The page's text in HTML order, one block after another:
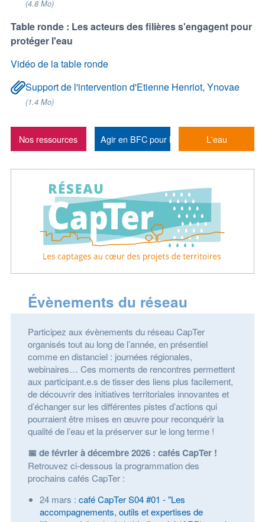
(4.8 Mo)
Table ronde : Les acteurs des filières s'engagent pour
protéger l'eau
Vidéo de la table ronde
Support de l'intervention d'Etienne Henriot, Ynovae
(1.4 Mo)
Nos ressources Agir en BFC pour la santé du vivant
L'eau
Évènements du réseau
Participez aux évènements du réseau CapTer
organisés tout au long de l’année, en présentiel
comme en distanciel : journées régionales,
webinaires… Ces moments de rencontres permettent
aux participant.e.s de tisser des liens plus facilement,
de découvrir des initiatives territoriales innovantes et
d’échanger sur les différentes pistes d’actions qui
pourraient être mises en œuvre pour reconquérir la
qualité de l’eau et la préserver sur le long terme !
📅 de février à décembre 2026 : cafés CapTer !
Retrouvez ci-dessous la programmation des
prochains cafés CapTer :
24 mars : café CapTer S04 #01 - "Les
accompagnements, outils et expertises de